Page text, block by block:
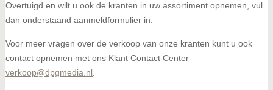
Overtuigd en wilt u ook de kranten in uw assortiment opnemen, vul
dan onderstaand aanmeldformulier in.
Voor meer vragen over de verkoop van onze kranten kunt u ook
contact opnemen met ons Klant Contact Center
verkoop@dpgmedia.nl